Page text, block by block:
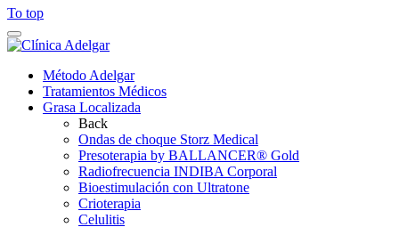
To top
Método Adelgar
Tratamientos Médicos
Grasa Localizada
Back
Ondas de choque Storz Medical
Presoterapia by BALLANCER® Gold
Radiofrecuencia INDIBA Corporal
Bioestimulación con Ultratone
Crioterapia
Celulitis